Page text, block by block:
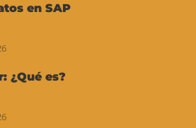
en SAP
¿Qué es?